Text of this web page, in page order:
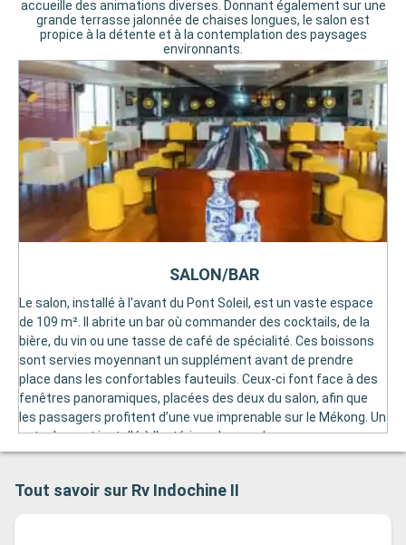
accueille des animations diverses. Donnant également sur une
grande terrasse jalonnée de chaises longues, le salon est
propice à la détente et à la contemplation des paysages
environnants.
Le salon, installé à l'avant du Pont Soleil, est un vaste espace
de 109 m². Il abrite un bar où commander des cocktails, de la
bière, du vin ou une tasse de café de spécialité. Ces boissons
sont servies moyennant un supplément avant de prendre
place dans les confortables fauteuils. Ceux-ci font face à des
fenêtres panoramiques, placées des deux du salon, afin que
les passagers profitent d’une vue imprenable sur le Mékong. Un
autre bar est installé à l'extérieur de ce salon.
SALON/BAR
Tout savoir sur Rv Indochine II